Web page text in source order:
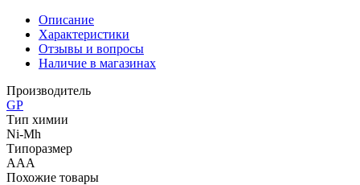
Описание
Характеристики
Отзывы и вопросы
Наличие в магазинах
Производитель
GP
Тип химии
Ni-Mh
Типоразмер
AAA
Похожие товары